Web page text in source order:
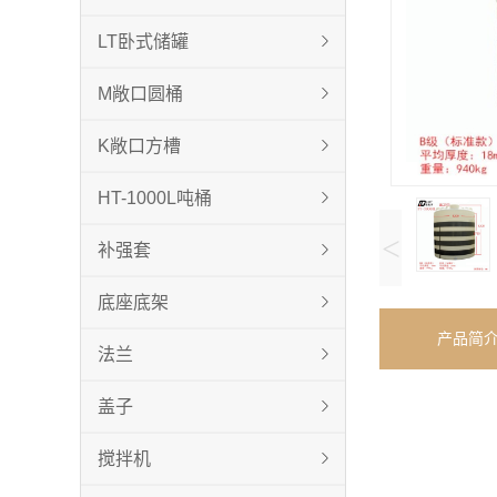
LT卧式储罐
M敞口圆桶
K敞口方槽
HT-1000L吨桶
补强套
底座底架
法兰
盖子
搅拌机
<
产品简